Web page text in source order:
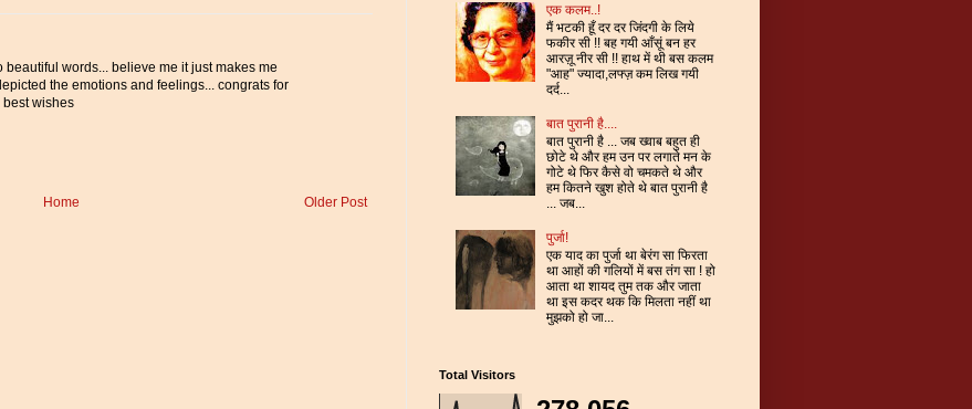
words... believe me it just makes me
the emotions and feelings... congrats for
wishes
Older Post
Home
एक कलम..!
मैं भटकी हूँ दर दर जिंदगी के लिये
फकीर सी !! बह गयी आँसूं बन हर
आरज़ू नीर सी !! हाथ में थी बस कलम
"आह" ज्यादा,लफ्ज़ कम लिख गयी
दर्द...
बात पुरानी है....
बात पुरानी है ... जब ख्वाब बहुत ही
छोटे थे और हम उन पर लगाते मन के
गोटे थे फिर कैसे वो चमकते थे और
हम कितने खुश होते थे बात पुरानी है
... जब...
पुर्जा!
एक याद का पुर्जा था बेरंग सा फिरता
था आहों की गलियों में बस तंग सा ! हो
आता था शायद तुम तक और जाता
था इस कदर थक कि मिलता नहीं था
मुझको हो जा...
Total Visitors